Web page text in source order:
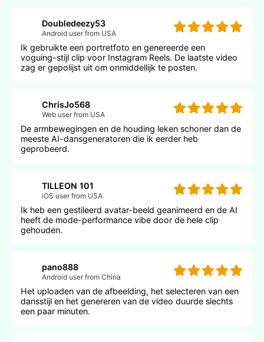
Doubledeezy53
Android user from USA
Ik gebruikte een portretfoto en genereerde een
voguing-stijl clip voor Instagram Reels. De laatste video
zag er gepolijst uit om onmiddellijk te posten.
ChrisJo568
Web user from USA
De armbewegingen en de houding leken schoner dan de
meeste AI-dansgeneratoren die ik eerder heb
geprobeerd.
TILLEON 101
iOS user from USA
Ik heb een gestileerd avatar-beeld geanimeerd en de AI
heeft de mode-performance vibe door de hele clip
gehouden.
pano888
Android user from China
Het uploaden van de afbeelding, het selecteren van een
dansstijl en het genereren van de video duurde slechts
een paar minuten.